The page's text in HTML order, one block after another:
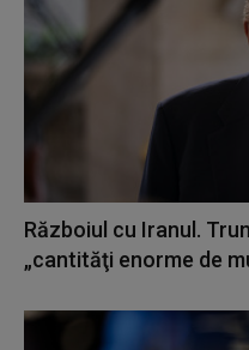
Războiul cu Iranul.
„cantităţi enorme de